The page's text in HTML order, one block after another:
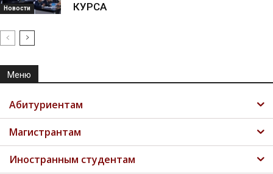
Новости
КУРСА
Меню
Абитуриентам
Магистрантам
Иностранным студентам